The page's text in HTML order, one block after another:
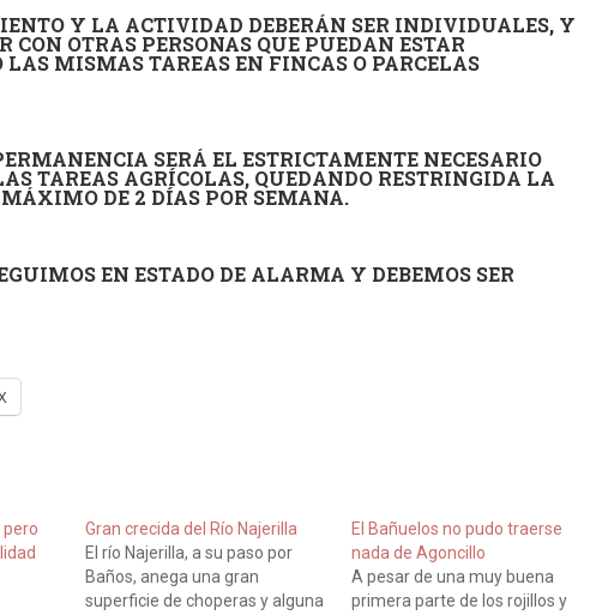
Y LA ACTIVIDAD DEBERÁN SER INDIVIDUALES, Y
CON OTRAS PERSONAS QUE PUEDAN ESTAR
LAS MISMAS TAREAS EN FINCAS O PARCELAS
SERÁ EL ESTRICTAMENTE NECESARIO
TAREAS AGRÍCOLAS, QUEDANDO RESTRINGIDA LA
DE 2 DÍAS POR SEMANA.
EN ESTADO DE ALARMA Y DEBEMOS SER
pero
Gran crecida del Río Najerilla
El río Najerilla, a su paso por
Baños, anega una gran
superficie de choperas y alguna
El Bañuelos no pudo traerse
nada de Agoncillo
A pesar de una muy buena
primera parte de los rojillos y